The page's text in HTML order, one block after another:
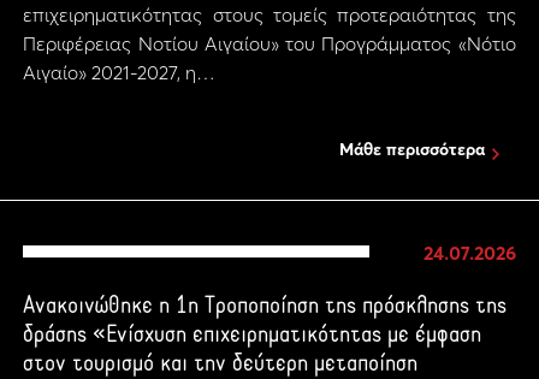
επιχειρηματικότητας στους τομείς προτεραιότητας της
Περιφέρειας Νοτίου Αιγαίου» του Προγράμματος «Νότιο
Αιγαίο» 2021-2027, η…
Μάθε περισσότερα
24.07.2026
Ανακοινώθηκε η 1η Τροποποίηση της πρόσκλησης της
δράσης «Ενίσχυση επιχειρηματικότητας με έμφαση
στον τουρισμό και την δεύτερη μεταποίηση